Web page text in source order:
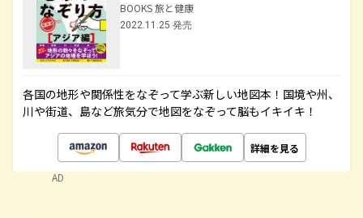
BOOKS 旅と健康
2022.11.25 発売
各国の地形や関係性をなぞって学ぶ新しい地図本！国境や州、
川や街道、島など旅気分で地図をなぞって脳もイキイキ！
詳細を見る
AD